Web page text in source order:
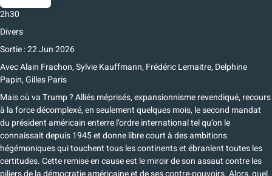
2h30
Divers
Sortie : 22 Jun 2026
AvecAlain Frachon,Sylvie Kauffmann, Frédéric Lemaitre, Delphine
Papin,Gilles Paris
Mais où va Trump ? Alliés méprisés, expansionnisme revendiqué, recours
à la force décomplexé, en seulement quelques mois, le second mandat
du président américain enterre l’ordre international tel qu’on le
connaissait depuis 1945 et donne libre court à des ambitions
hégémoniques qui touchent tous les continents et ébranlent toutes les
certitudes. Cette remise en cause est le miroir de son assaut contre les